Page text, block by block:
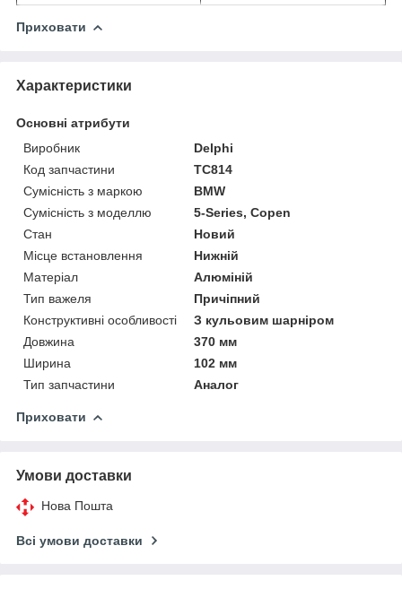
Приховати
Характеристики
Основні атрибути
Виробник
Delphi
Код запчастини
TC814
Сумісність з маркою
BMW
Сумісність з моделлю
5-Series, Copen
Стан
Новий
Місце встановлення
Нижній
Матеріал
Алюміній
Тип важеля
Причіпний
Конструктивні особливості
З кульовим шарніром
Довжина
370 мм
Ширина
102 мм
Тип запчастини
Аналог
Приховати
Умови доставки
Нова Пошта
Всі умови доставки